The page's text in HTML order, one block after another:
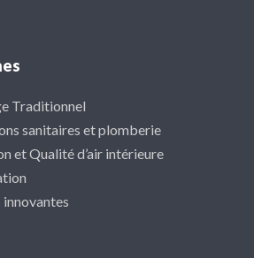
Traditionnel
sanitaires et plomberie
et Qualité d’air intérieure